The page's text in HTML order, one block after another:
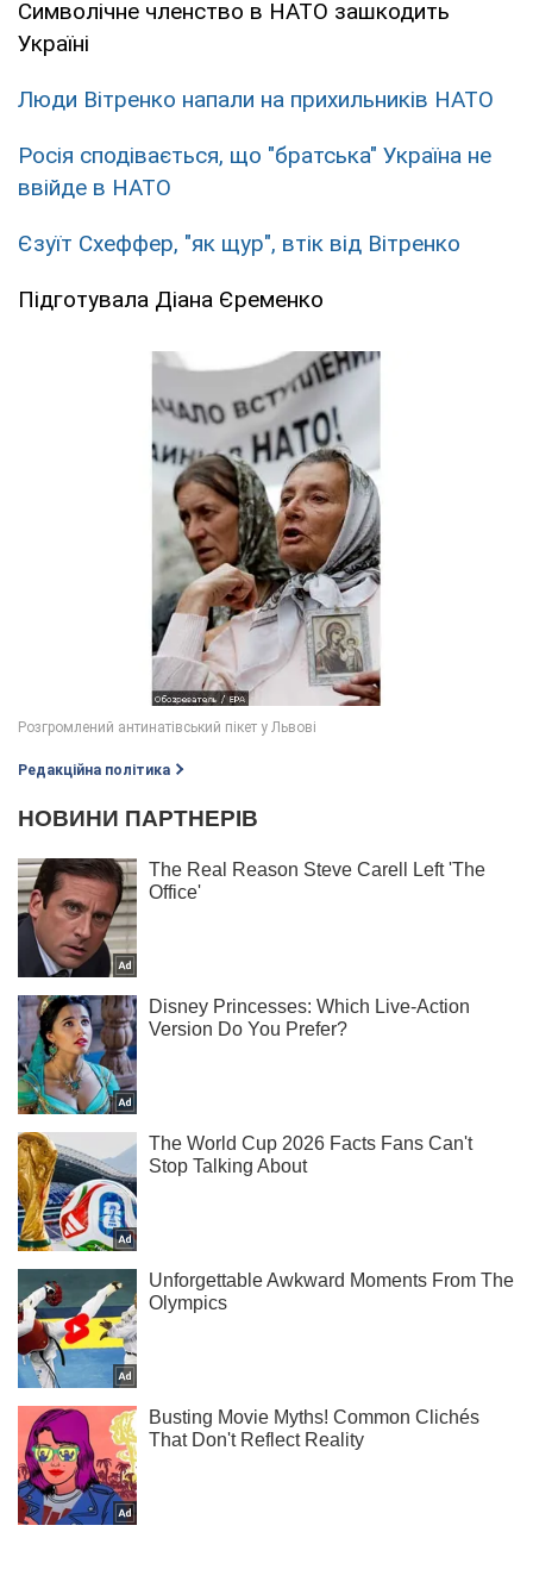
Символічне членство в НАТО зашкодить
Україні
Люди Вітренко напали на прихильників НАТО
Росія сподівається, що "братська" Україна не
ввійде в НАТО
Єзуїт Схеффер, "як щур", втік від Вітренко
Підготувала Діана Єременко
Редакційна політика